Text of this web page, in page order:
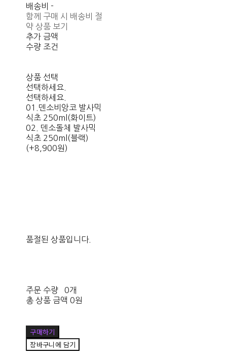
배송비 -
함께 구매 시 배송비 절
약 상품 보기
추가 금액
수량 조건
상품 선택
선택하세요.
선택하세요.
01.덴소비앙코 발사믹
식초 250ml(화이트)
02. 덴소돌체 발사믹
식초 250ml(블랙)
(+8,900원)
품절된 상품입니다.
주문 수량
0개
총 상품 금액 0원
구매하기
장바구니에 담기